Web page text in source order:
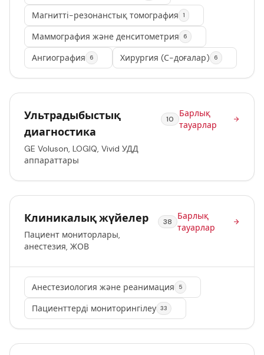
Магнитті-резонанстық томография 1
Маммография және денситометрия 6
Ангиография 6 Хирургия (С-доғалар) 6
Ультрадыбыстық
диагностика
GE Voluson, LOGIQ, Vivid УДД
аппараттары
10
Барлық
тауарлар
Клиникалық жүйелер
Пациент мониторлары,
анестезия, ЖОВ
38
Барлық
тауарлар
Анестезиология және реанимация 5
Пациенттерді мониторингілеу 33